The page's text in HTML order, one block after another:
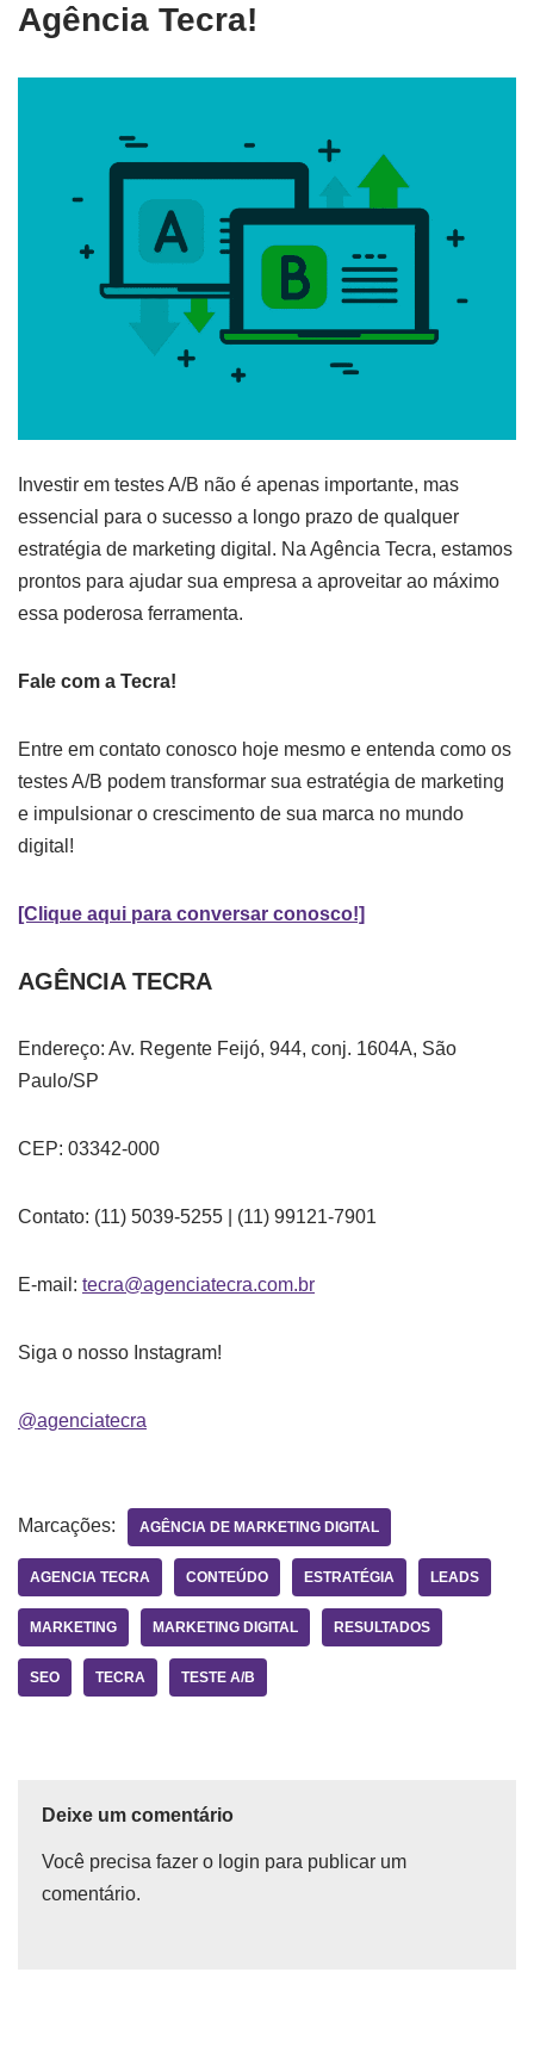
Agência Tecra!
Investir em testes A/B não é apenas importante, mas
essencial para o sucesso a longo prazo de qualquer
estratégia de marketing digital. Na Agência Tecra, estamos
prontos para ajudar sua empresa a aproveitar ao máximo
essa poderosa ferramenta.
Fale com a Tecra!
Entre em contato conosco hoje mesmo e entenda como os
testes A/B podem transformar sua estratégia de marketing
e impulsionar o crescimento de sua marca no mundo
digital!
[Clique aqui para conversar conosco!]
AGÊNCIA TECRA
Endereço: Av. Regente Feijó, 944, conj. 1604A, São
Paulo/SP
CEP: 03342-000
Contato: (11) 5039-5255 | (11) 99121-7901
E-mail: tecra@agenciatecra.com.br
Siga o nosso Instagram!
@agenciatecra
Marcações: AGÊNCIA DE MARKETING DIGITAL
AGENCIA TECRA CONTEÚDO ESTRATÉGIA LEADS
MARKETING MARKETING DIGITAL RESULTADOS
SEO TECRA TESTE A/B
Deixe um comentário
Você precisa fazer o login para publicar um
comentário.